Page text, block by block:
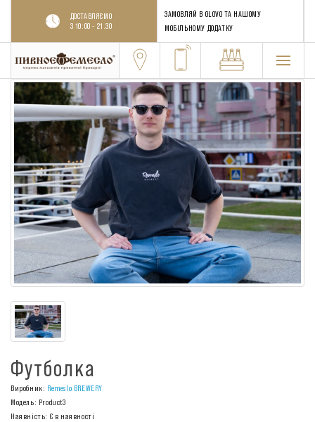
ДОСТАВЛЯЄМО
З 10:00 - 21.30
ЗАМОВЛЯЙ В GLOVO ТА НАШОМУ
МОБІЛЬНОМУ ДОДАТКУ
Футболка
Виробник: Remeslo BREWERY
Модель: Product3
Наявність: Є в наявності